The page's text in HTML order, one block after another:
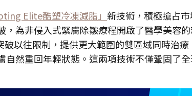
Elite酷塑冷凍減脂」 新技術，積極搶占
為非侵入式緊膚除皺療程開啟了醫學美容的
以往限制，提供更大範圍的雙區域同時治
然重回年輕狀態。這兩項技術不僅鞏固了